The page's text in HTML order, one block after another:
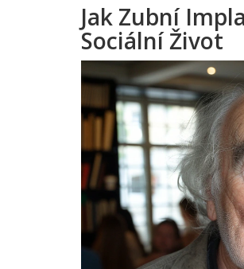
Jak Zubní
Sociální Život